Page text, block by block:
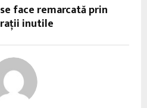
face remarcată prin
inutile